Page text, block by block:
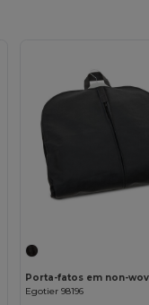
Egotier 98196